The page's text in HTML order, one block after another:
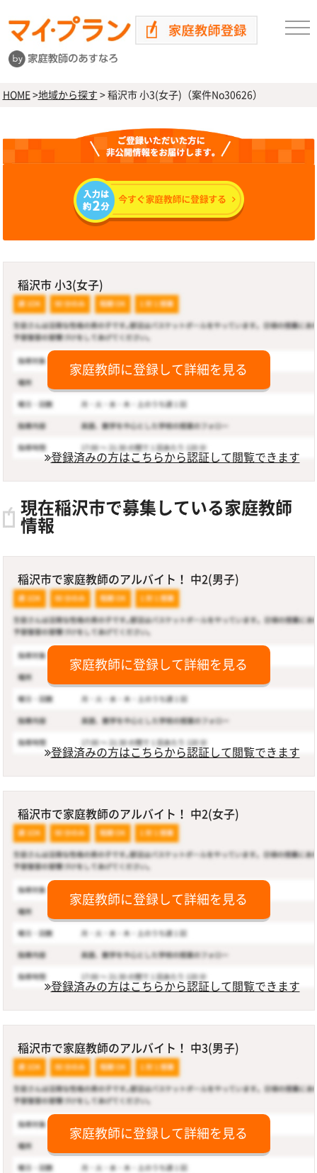
HOME>地域から探す >稲沢市 小3(女子)（案件No30626）
稲沢市 小3(女子)
家庭教師に登録して詳細を見る
登録済みの方はこちらから認証して閲覧できます
現在稲沢市で募集している家庭教師
情報
稲沢市で家庭教師のアルバイト！ 中2(男子)
家庭教師に登録して詳細を見る
登録済みの方はこちらから認証して閲覧できます
稲沢市で家庭教師のアルバイト！ 中2(女子)
家庭教師に登録して詳細を見る
登録済みの方はこちらから認証して閲覧できます
稲沢市で家庭教師のアルバイト！ 中3(男子)
家庭教師に登録して詳細を見る